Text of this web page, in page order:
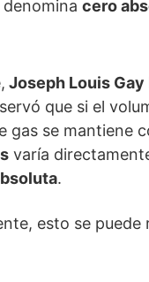
cero
Joseph Louis Gay­
que si el
gas se mantiene
varía
.
esto se puede